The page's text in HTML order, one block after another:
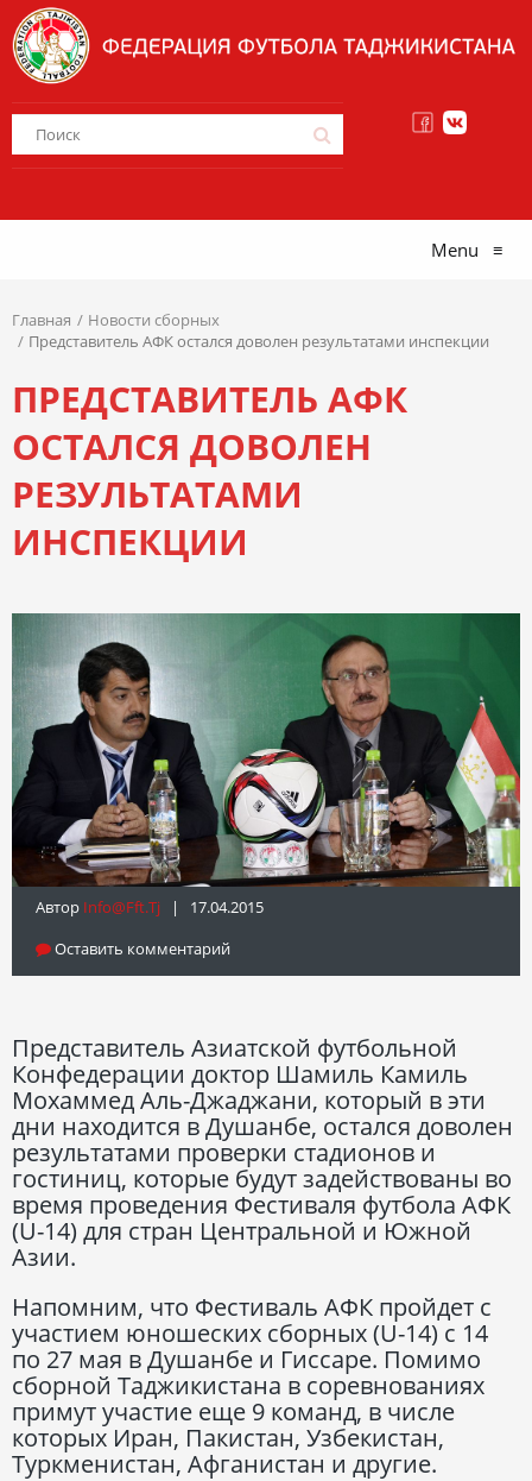
Menu ≡
Главная
Новости сборных
Представитель АФК остался доволен результатами инспекции
ПРЕДСТАВИТЕЛЬ АФК
ОСТАЛСЯ ДОВОЛЕН
РЕЗУЛЬТАТАМИ
ИНСПЕКЦИИ
Автор Info@fft.tj | 17.04.2015
Оставить комментарий
Представитель Азиатской футбольной
Конфедерации доктор Шамиль Камиль
Мохаммед Аль-Джаджани, который в эти
дни находится в Душанбе, остался доволен
результатами проверки стадионов и
гостиниц, которые будут задействованы во
время проведения Фестиваля футбола АФК
(U-14) для стран Центральной и Южной
Азии.
Напомним, что Фестиваль АФК пройдет с
участием юношеских сборных (U-14) с 14
по 27 мая в Душанбе и Гиссаре. Помимо
сборной Таджикистана в соревнованиях
примут участие еще 9 команд, в числе
которых Иран, Пакистан, Узбекистан,
Туркменистан, Афганистан и другие.